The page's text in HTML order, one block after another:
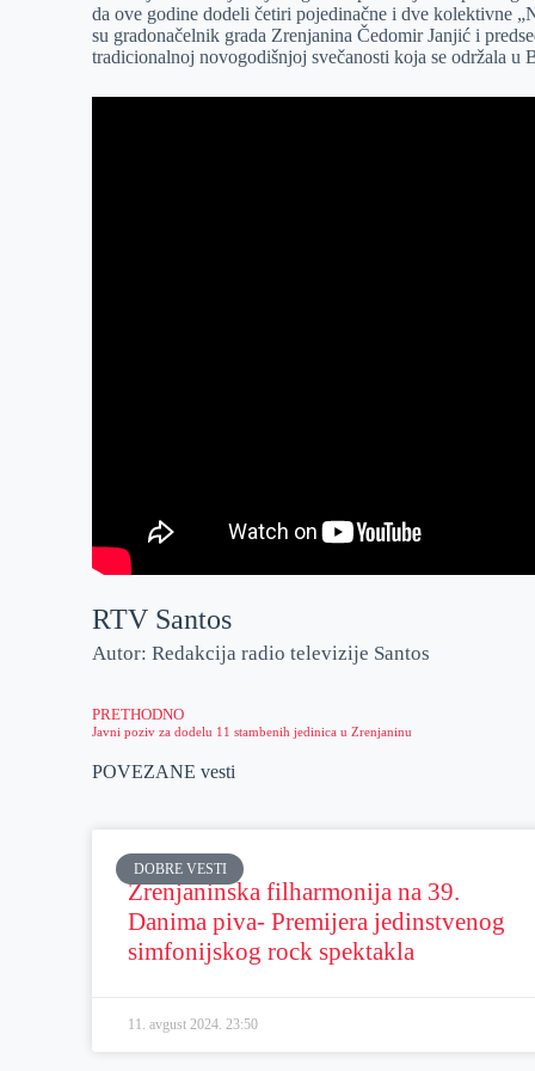
r
n
A
p
p
i
l
da ove godine dodeli četiri pojedinačne i dve kolektivne
su gradonačelnik grada Zrenjanina Čedomir Janjić i
tradicionalnoj novogodišnjoj svečanosti koja se održala u
RTV Santos
Autor: Redakcija radio televizije Santos
PRETHODNO
Javni poziv za dodelu 11 stambenih jedinica u Zrenjaninu
POVEZANE vesti
DOBRE VESTI
Zrenjaninska filharmonija na 39.
Danima piva- Premijera jedinstvenog
simfonijskog rock spektakla
11. avgust 2024. 23:50